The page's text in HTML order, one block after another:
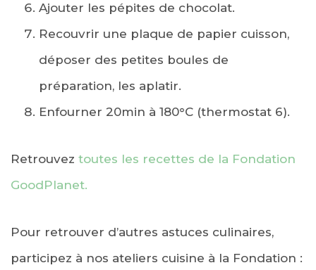
Ajouter les pépites de chocolat.
Recouvrir une plaque de papier cuisson,
déposer des petites boules de
préparation, les aplatir.
Enfourner 20min à 180°C (thermostat 6).
Retrouvez toutes les recettes de la Fondation
GoodPlanet.
Pour retrouver d’autres astuces culinaires,
participez à nos ateliers cuisine à la Fondation :